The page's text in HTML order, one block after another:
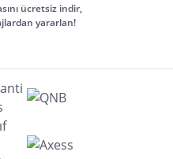
ücretsiz indir,
yararlan!